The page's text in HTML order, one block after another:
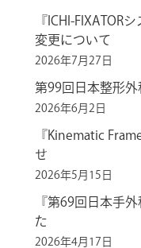
『ICHI-FIXATOR
変更について
2026年7月27日
第99回日本整形
2026年6月2日
『Kinematic
せ
2026年5月15日
『第69回日本手
た
2026年4月17日